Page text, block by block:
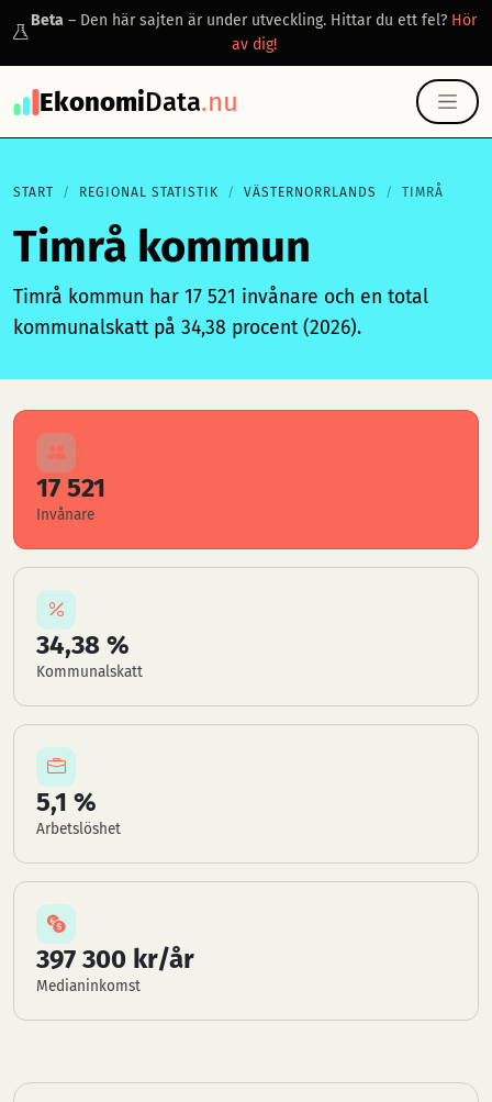
Beta – Den här sajten är under utveckling. Hittar du ett fel? Hör
av dig!
EkonomiData.nu
START REGIONAL STATISTIK VÄSTERNORRLANDS TIMRÅ
Timrå kommun
Timrå kommun har 17 521 invånare och en total
kommunalskatt på 34,38 procent (2026).
17 521
Invånare
34,38 %
Kommunalskatt
5,1 %
Arbetslöshet
397 300 kr/år
Medianinkomst